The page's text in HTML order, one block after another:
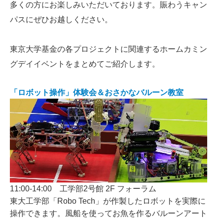
多くの方にお楽しみいただいております。賑わうキャン
パスにぜひお越しください。
東京大学基金の各プロジェクトに関連するホームカミン
グデイイベントをまとめてご紹介します。
「ロボット操作」体験会＆おさかなバルーン教室
11:00-14:00 工学部2号館 2F フォーラム
東大工学部「Robo Tech」が作製したロボットを実際に
操作できます。風船を使ってお魚を作るバルーンアート